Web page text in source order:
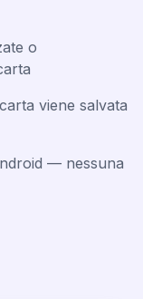
o
viene salvata
— nessuna